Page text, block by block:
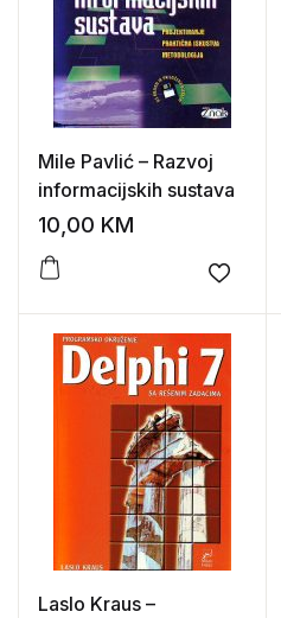
Mile Pavlić – Razvoj
informacijskih sustava
10,00 KM
Add
Laslo Kraus –